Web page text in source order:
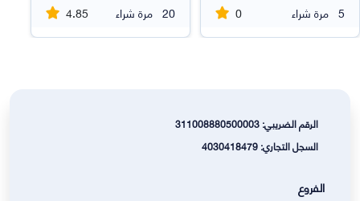
5 مرة شراء 0
20 مرة شراء 4.85
الرقم الضريبي: 311008880500003
السجل التجاري: 4030418479
الفروع